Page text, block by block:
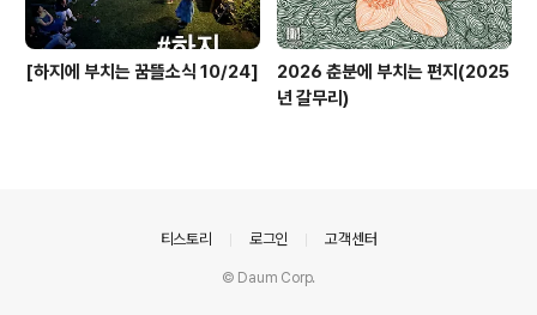
[하지에 부치는 꿈뜰소식 10/24]
2026 춘분에 부치는 편지(2025
년 갈무리)
티스토리 로그인 고객센터
© Daum Corp.